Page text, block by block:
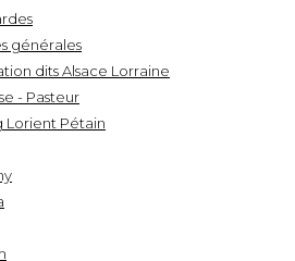
générales
dits Alsace Lorraine
- Pasteur
Lorient Pétain